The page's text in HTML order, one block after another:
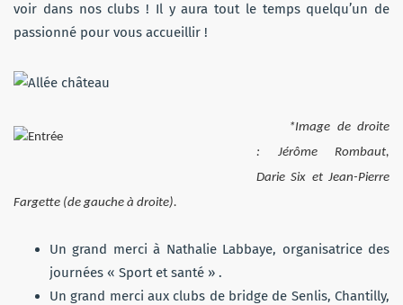
voir dans nos clubs ! Il y aura tout le temps quelqu’un de
passionné pour vous accueillir !
*Image de droite
: Jérôme Rombaut,
Darie Six et Jean-Pierre
Fargette (de gauche à droite).
Un grand merci à Nathalie Labbaye, organisatrice des
journées « Sport et santé » .
Un grand merci aux clubs de bridge de Senlis, Chantilly,